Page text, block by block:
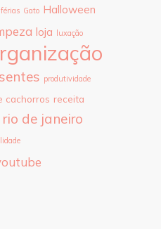
férias Gato Halloween
loja luxação
produtividade
cachorros receita
rio de janeiro